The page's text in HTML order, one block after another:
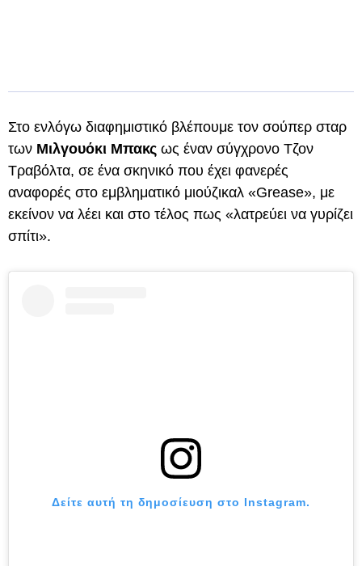
Στο ενλόγω διαφημιστικό βλέπουμε τον σούπερ σταρ
των Μιλγουόκι Μπακς ως έναν σύγχρονο Τζον
Τραβόλτα, σε ένα σκηνικό που έχει φανερές
αναφορές στο εμβληματικό μιούζικαλ «Grease», με
εκείνον να λέει και στο τέλος πως «λατρεύει να γυρίζει
σπίτι».
Δείτε αυτή τη δημοσίευση στο Instagram.